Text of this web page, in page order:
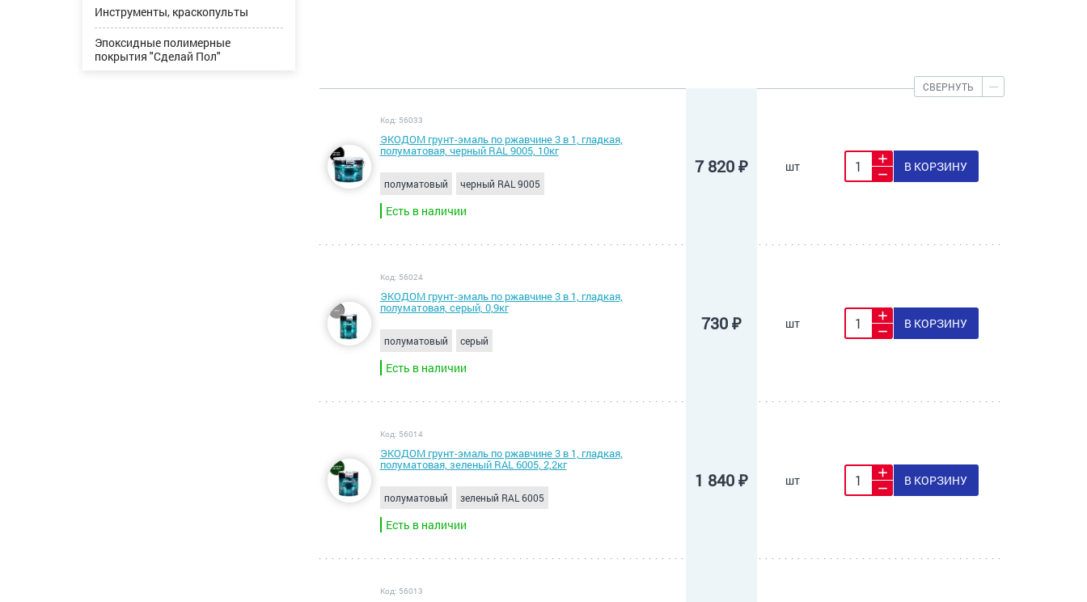
Инструменты, краскопульты
Эпоксидные полимерные
покрытия "Сделай Пол"
СВЕРНУТЬ
Код: 56033
ЭКОДОМ грунт-эмаль по ржавчине 3 в 1, гладкая,
полуматовая, черный RAL 9005, 10кг
полуматовый черный RAL 9005
Есть в наличии
7 820 ₽ шт В КОРЗИНУ
Код: 56024
ЭКОДОМ грунт-эмаль по ржавчине 3 в 1, гладкая,
полуматовая, серый, 0,9кг
полуматовый серый
Есть в наличии
730 ₽ шт В КОРЗИНУ
Код: 56014
ЭКОДОМ грунт-эмаль по ржавчине 3 в 1, гладкая,
полуматовая, зеленый RAL 6005, 2,2кг
полуматовый зеленый RAL 6005
Есть в наличии
1 840 ₽ шт В КОРЗИНУ
Код: 56013